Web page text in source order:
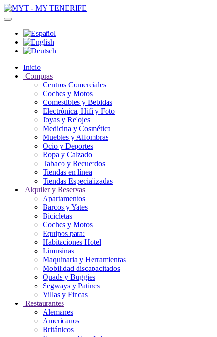
Inicio
Compras
Centros Comerciales
Coches y Motos
Comestibles y Bebidas
Electrónica, Hifi y Foto
Joyas y Relojes
Medicina y Cosmética
Muebles y Alfombras
Ocio y Deportes
Ropa y Calzado
Tabaco y Recuerdos
Tiendas en línea
Tiendas Especializadas
Alquiler y Reservas
Apartamentos
Barcos y Yates
Bicicletas
Coches y Motos
Equipos para:
Habitaciones Hotel
Limusinas
Maquinaria y Herramientas
Mobilidad discapacitados
Quads y Buggies
Segways y Patines
Villas y Fincas
Restaurantes
Alemanes
Americanos
Británicos